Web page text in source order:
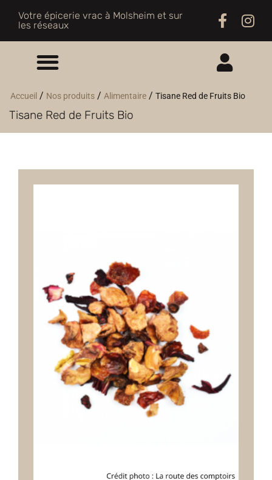
Votre épicerie vrac à Molsheim et sur
les réseaux
ME CONNECTER
Accueil / Nos produits / Alimentaire / Tisane Red de Fruits Bio
Tisane Red de Fruits Bio